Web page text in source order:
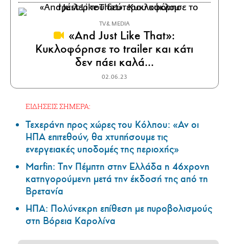
TV & MEDIA
«And Just Like That»:
Κυκλοφόρησε το trailer και κάτι
δεν πάει καλά...
02.06.23
ΕΙΔΗΣΕΙΣ ΣΗΜΕΡΑ:
Τεχεράνη προς χώρες του Κόλπου: «Αν οι
ΗΠΑ επιτεθούν, θα χτυπήσουμε τις
ενεργειακές υποδομές της περιοχής»
Marfin: Την Πέμπτη στην Ελλάδα η 46χρονη
κατηγορούμενη μετά την έκδοσή της από τη
Βρετανία
ΗΠΑ: Πολύνεκρη επίθεση με πυροβολισμούς
στη Βόρεια Καρολίνα